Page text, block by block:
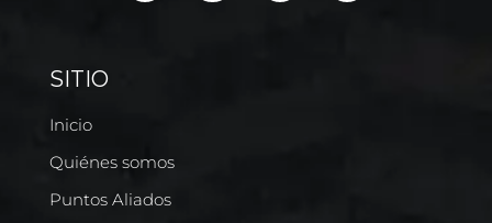
SITIO
Inicio
Quiénes somos
Puntos Aliados